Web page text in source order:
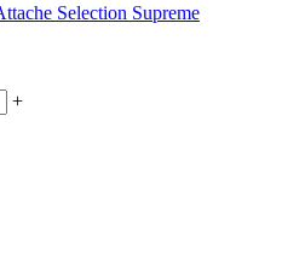
Selection Supreme
+